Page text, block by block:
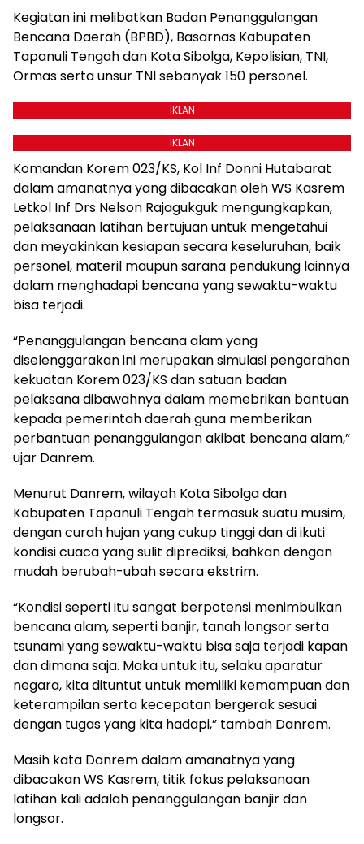
Kegiatan ini melibatkan Badan Penanggulangan
Bencana Daerah (BPBD), Basarnas Kabupaten
Tapanuli Tengah dan Kota Sibolga, Kepolisian, TNI,
Ormas serta unsur TNI sebanyak 150 personel.
IKLAN
IKLAN
Komandan Korem 023/KS, Kol Inf Donni Hutabarat
dalam amanatnya yang dibacakan oleh WS Kasrem
Letkol Inf Drs Nelson Rajagukguk mengungkapkan,
pelaksanaan latihan bertujuan untuk mengetahui
dan meyakinkan kesiapan secara keseluruhan, baik
personel, materil maupun sarana pendukung lainnya
dalam menghadapi bencana yang sewaktu-waktu
bisa terjadi.
“Penanggulangan bencana alam yang
diselenggarakan ini merupakan simulasi pengarahan
kekuatan Korem 023/KS dan satuan badan
pelaksana dibawahnya dalam memebrikan bantuan
kepada pemerintah daerah guna memberikan
perbantuan penanggulangan akibat bencana alam,”
ujar Danrem.
Menurut Danrem, wilayah Kota Sibolga dan
Kabupaten Tapanuli Tengah termasuk suatu musim,
dengan curah hujan yang cukup tinggi dan di ikuti
kondisi cuaca yang sulit diprediksi, bahkan dengan
mudah berubah-ubah secara ekstrim.
“Kondisi seperti itu sangat berpotensi menimbulkan
bencana alam, seperti banjir, tanah longsor serta
tsunami yang sewaktu-waktu bisa saja terjadi kapan
dan dimana saja. Maka untuk itu, selaku aparatur
negara, kita dituntut untuk memiliki kemampuan dan
keterampilan serta kecepatan bergerak sesuai
dengan tugas yang kita hadapi,” tambah Danrem.
Masih kata Danrem dalam amanatnya yang
dibacakan WS Kasrem, titik fokus pelaksanaan
latihan kali adalah penanggulangan banjir dan
longsor.